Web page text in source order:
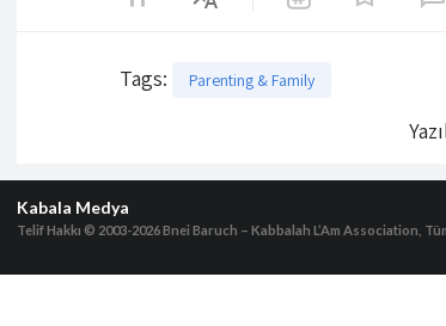
Tags: Parenting & Family
Kabala Medya
Telif Hakkı © 2003-2026Bnei Baruch – Kabbalah L’Am Association,